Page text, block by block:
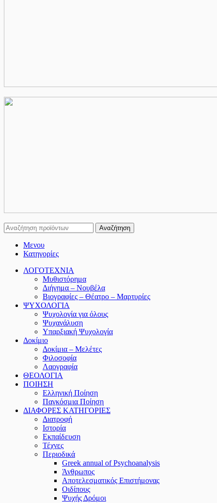
Αναζήτηση
Μενου
Κατηγορίες
ΛΟΓΟΤΕΧΝΙΑ
Μυθιστόρημα
Διήγημα – Νουβέλα
Βιογραφίες – Θέατρο – Μαρτυρίες
ΨΥΧΟΛΟΓΙΑ
Ψυχολογία για όλους
Ψυχανάλυση
Υπαρξιακή Ψυχολογία
Δοκίμιο
Δοκίμια – Μελέτες
Φιλοσοφία
Λαογραφία
ΘΕΟΛΟΓΙΑ
ΠΟΙΗΣΗ
Ελληνική Ποίηση
Παγκόσμια Ποίηση
ΔΙΑΦΟΡΕΣ ΚΑΤΗΓΟΡΙΕΣ
Διατροφή
Ιστορία
Εκπαίδευση
Τέχνες
Περιοδικά
Greek annual of Psychoanalysis
Άνθρωπος
Αποτελεσματικός Επιστήμονας
Οιδίπους
Ψυχής Δρόμοι